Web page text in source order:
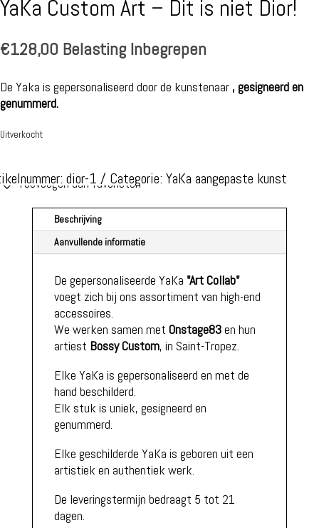
YaKa Custom Art – Dit is niet Dior!
€128,00 Belasting Inbegrepen
De Yaka is gepersonaliseerd door de kunstenaar , gesigneerd en
genummerd.
Uitverkocht
Toevoegen aan favorieten
dior-1 Categorie: YaKa aangepaste kunst
Beschrijving
Aanvullende informatie
De gepersonaliseerde YaKa "Art Collab"
voegt zich bij ons assortiment van high-end
accessoires.
We werken samen met Onstage83en hun
artiest Bossy Custom, in Saint-Tropez.
Elke YaKa is gepersonaliseerd en met de
hand beschilderd.
Elk stuk is uniek, gesigneerd en
genummerd.
Elke geschilderde YaKa is geboren uit een
artistiek en authentiek werk.
De leveringstermijn bedraagt 5 tot 21
dagen.